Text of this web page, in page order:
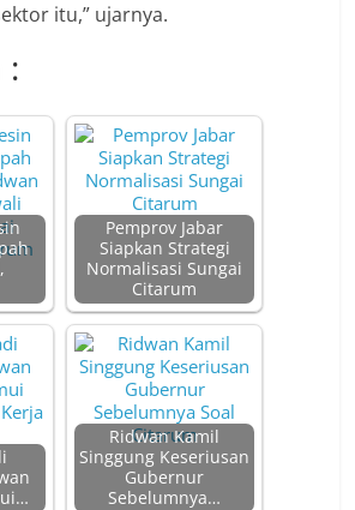
itu,” ujarnya.
:
Pemprov Jabar
Siapkan Strategi
Normalisasi Sungai
Citarum
Ridwan Kamil
Singgung Keseriusan
Gubernur
Sebelumnya…